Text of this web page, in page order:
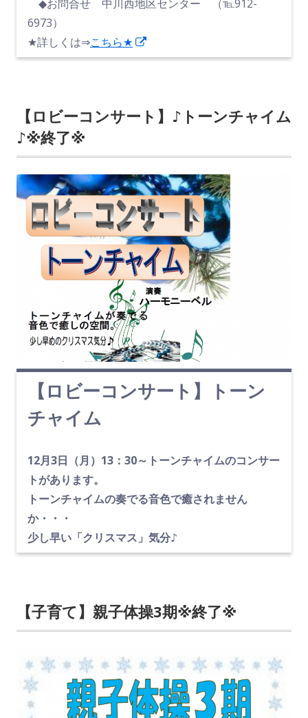
◆お問合せ 中川西地区センター （℡912-
6973）
★詳しくは⇒こちら★
し
ィ
ド
ウ
で
開
き
ま
す
【ロビーコンサート】♪トーンチャイム
♪※終了※
【ロビーコンサート】トーン
チャイム
12月3日（月）13：30～トーンチャイムのコンサー
トがあります。
トーンチャイムの奏でる音色で癒されません
か・・・
少し早い「クリスマス」気分♪
【子育て】親子体操3期※終了※